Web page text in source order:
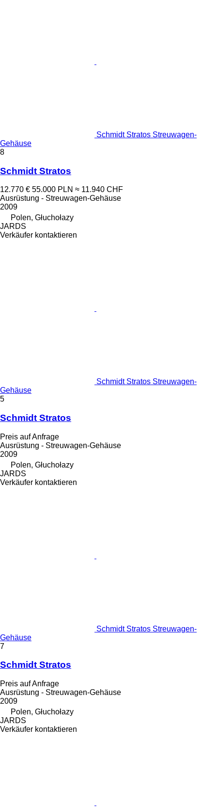
Schmidt Stratos Streuwagen-
Gehäuse
8
Schmidt Stratos
12.770 € 55.000 PLN ≈ 11.940 CHF
Ausrüstung - Streuwagen-Gehäuse
2009
Polen, Głuchołazy
JARDS
Verkäufer kontaktieren
Schmidt Stratos Streuwagen-
Gehäuse
5
Schmidt Stratos
Preis auf Anfrage
Ausrüstung - Streuwagen-Gehäuse
2009
Polen, Głuchołazy
JARDS
Verkäufer kontaktieren
Schmidt Stratos Streuwagen-
Gehäuse
7
Schmidt Stratos
Preis auf Anfrage
Ausrüstung - Streuwagen-Gehäuse
2009
Polen, Głuchołazy
JARDS
Verkäufer kontaktieren